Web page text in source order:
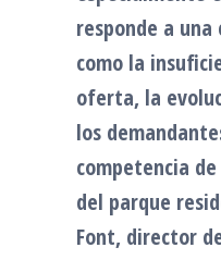
responde a
como la
oferta, la
los
competencia
del parque
Font, director